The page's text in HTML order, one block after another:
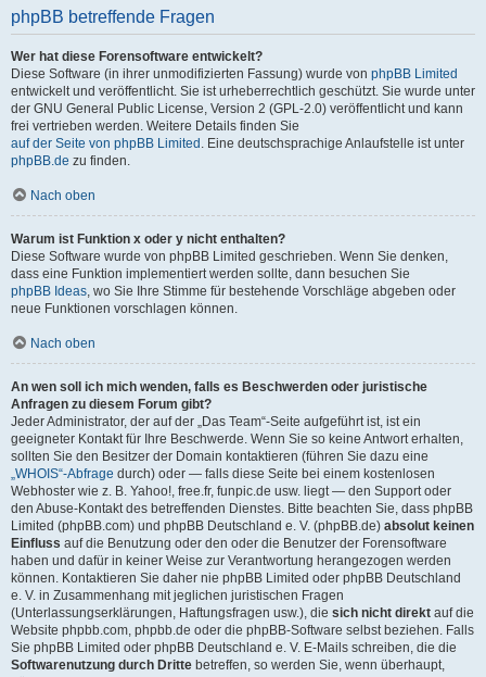
phpBB betreffende Fragen
Wer hat diese Forensoftware entwickelt?
Diese Software (in ihrer unmodifizierten Fassung) wurde von phpBB Limited
entwickelt und veröffentlicht. Sie ist urheberrechtlich geschützt. Sie wurde unter
der GNU General Public License, Version 2 (GPL-2.0) veröffentlicht und kann
frei vertrieben werden. Weitere Details finden Sie
auf der Seite von phpBB Limited . Eine deutschsprachige Anlaufstelle ist unter
phpBB.de zu finden.
Nach oben
Warum ist Funktion x oder y nicht enthalten?
Diese Software wurde von phpBB Limited geschrieben. Wenn Sie denken,
dass eine Funktion implementiert werden sollte, dann besuchen Sie
phpBB Ideas, wo Sie Ihre Stimme für bestehende Vorschläge abgeben oder
neue Funktionen vorschlagen können.
Nach oben
An wen soll ich mich wenden, falls es Beschwerden oder juristische
Anfragen zu diesem Forum gibt?
Jeder Administrator, der auf der „Das Team“-Seite aufgeführt ist, ist ein
geeigneter Kontakt für Ihre Beschwerde. Wenn Sie so keine Antwort erhalten,
sollten Sie den Besitzer der Domain kontaktieren (führen Sie dazu eine
„WHOIS“-Abfrage durch) oder — falls diese Seite bei einem kostenlosen
Webhoster wie z. B. Yahoo!, free.fr, funpic.de usw. liegt — den Support oder
den Abuse-Kontakt des betreffenden Dienstes. Bitte beachten Sie, dass phpBB
Limited (phpBB.com) und phpBB Deutschland e. V. (phpBB.de) absolut keinen
Einfluss auf die Benutzung oder den oder die Benutzer der Forensoftware
haben und dafür in keiner Weise zur Verantwortung herangezogen werden
können. Kontaktieren Sie daher nie phpBB Limited oder phpBB Deutschland
e. V. in Zusammenhang mit jeglichen juristischen Fragen
(Unterlassungserklärungen, Haftungsfragen usw.), die sich nicht direkt auf die
Website phpbb.com, phpbb.de oder die phpBB-Software selbst beziehen. Falls
Sie phpBB Limited oder phpBB Deutschland e. V. E-Mails schreiben, die die
Softwarenutzung durch Dritte betreffen, so werden Sie, wenn überhaupt,